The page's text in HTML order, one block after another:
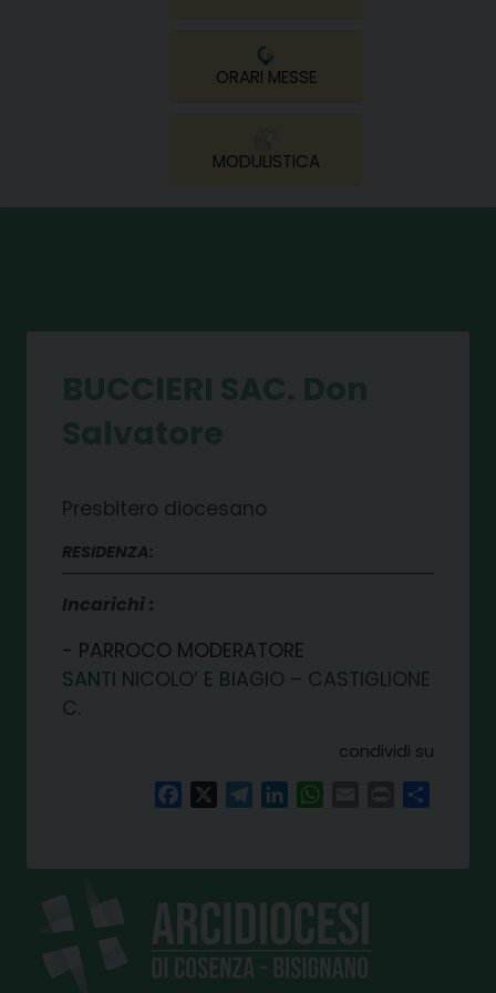
ORARI MESSE
MODULISTICA
Presbitero diocesano
RESIDENZA:
Incarichi
PARROCO MODERATORE
SANTI NICOLO’ E BIAGIO – CASTIGLIONE
C.
condividi su
FacebookTelegramLinkedInWhatsAppPrint